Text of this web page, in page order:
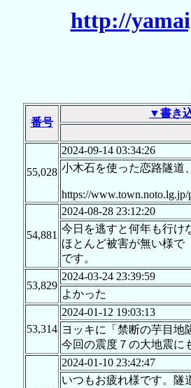
http://
番号
▼書き
55,028
2024-09-14 03:34:26
小木石を使った恋路隧道
https://www.town.noto.lg.jp/
54,881
2024-08-28 23:12:20
今日を逃すと何年も行け
ほとんど被害が無い様で
です。
53,829
2024-03-24 23:39:59
よかった
53,314
2024-01-12 19:03:13
ヨッキに「禁断の芋目
今回の震度７の大地震に
2024-01-10 23:42:47
いつもお疲れ様です。隧